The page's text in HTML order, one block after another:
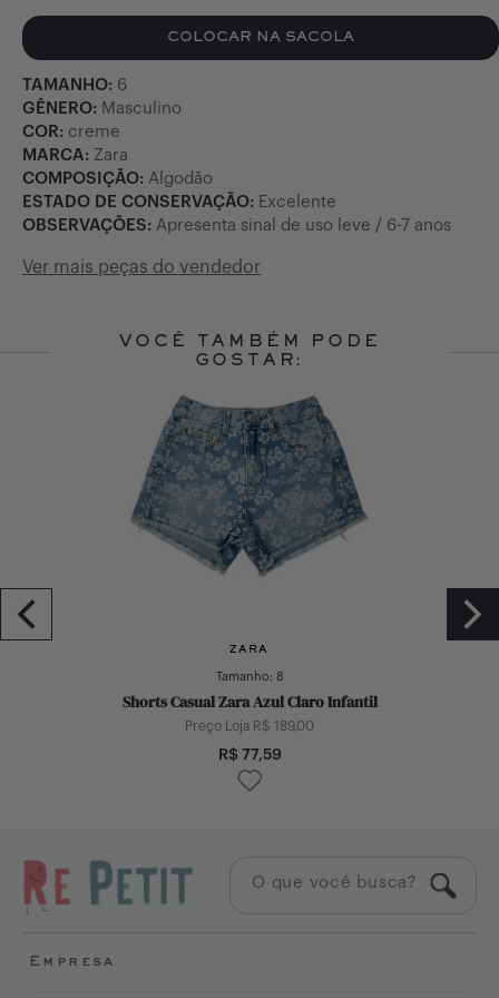
COLOCAR NA SACOLA
TAMANHO: 6
GÊNERO: Masculino
COR: creme
MARCA: Zara
COMPOSIÇÃO: Algodão
ESTADO DE CONSERVAÇÃO: Excelente
OBSERVAÇÕES: Apresenta sinal de uso leve / 6-7 anos
Ver mais peças do vendedor
VOCÊ TAMBÉM PODE
GOSTAR:
ZARA
Tamanho: 8
Shorts Casual Zara Azul Claro Infantil
Preço Loja R$ 189,00
R$ 77,59
Empresa